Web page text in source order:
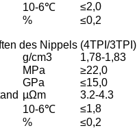
10-6℃
≤2,0
% ≤0,2
des Nippels (4TPI/3TPI)
g/cm3
1,78-1,83
MPa
≥22,0
GPa
≤15,0
µΩm
3.2-4.3
10-6℃
≤1,8
%
≤0,2